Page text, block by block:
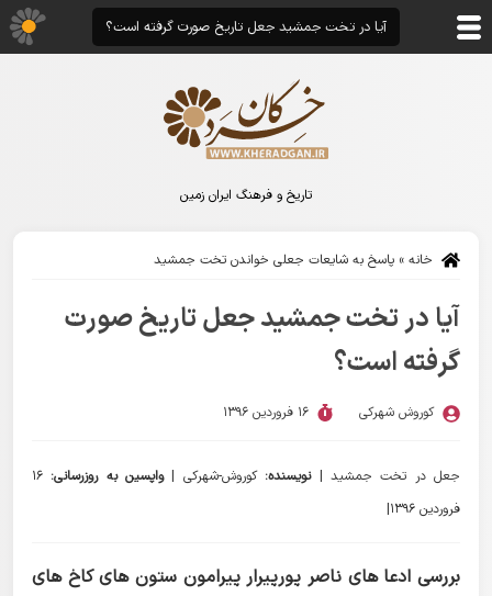
تاریخ و فرهنگ ایران زمین
خانه » پاسخ به شایعات جعلی خواندن تخت جمشید
آیا در تخت جمشید جعل تاریخ صورت
گرفته است؟
کوروش شهرکی 16 فروردین 1396
جعل در تخت جمشید | نویسنده: کوروش-شهرکی |واپسین به روزرسانی: 16
فروردین 1396|
بررسی ادعا های ناصر پورپیرار پیرامون ستون های کاخ های
آیا در تخت جمشید جعل تاریخ صورت گرفته است؟